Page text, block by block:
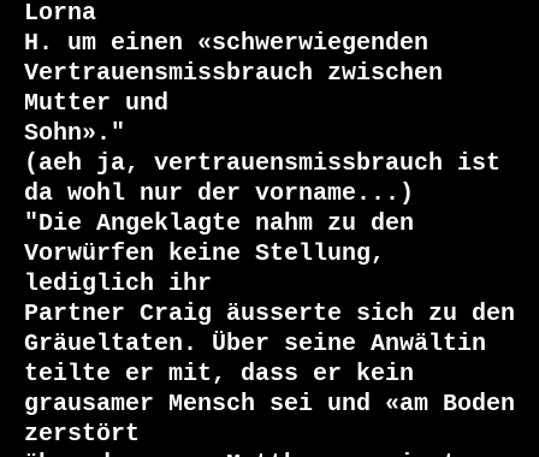
Lorna
H. um einen «schwerwiegenden
Vertrauensmissbrauch zwischen
Mutter und
Sohn»."
(aeh ja, vertrauensmissbrauch ist
da wohl nur der vorname...)
"Die Angeklagte nahm zu den
Vorwürfen keine Stellung,
lediglich ihr
Partner Craig äusserte sich zu den
Gräueltaten. Über seine Anwältin
teilte er mit, dass er kein
grausamer Mensch sei und «am Boden
zerstört